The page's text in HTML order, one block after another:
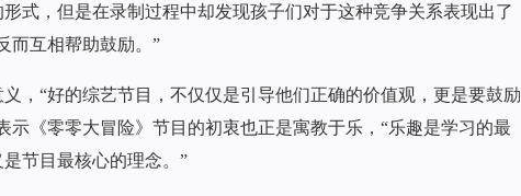
式，但是在录制过程中却发现孩子们对于这种竞争关系表现出了
而互相帮助鼓励。”
，“好的综艺节目，不仅仅是引导他们正确的价值观，更是要鼓励
《零零大冒险》节目的初衷也正是寓教于乐，“乐趣是学习的最
节目最核心的理念。”